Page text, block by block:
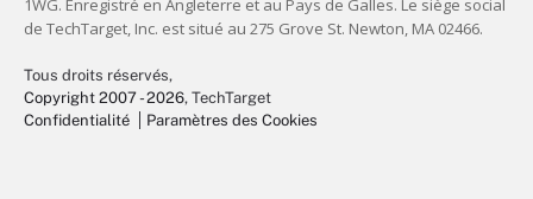
Tous droits réservés,
Copyright 2007 - 2026, TechTarget
Confidentialité
Paramètres des Cookies